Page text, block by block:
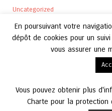
Uncategorized
En poursuivant votre
dépôt de cookies pour un
vous assurer une
Vous pouvez obtenir plus
Charte pour la protection